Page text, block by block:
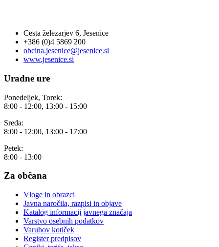
Cesta železarjev 6, Jesenice
+386 (0)4 5869 200
obcina.jesenice@jesenice.si
www.jesenice.si
Uradne ure
Ponedeljek, Torek:
8:00 - 12:00, 13:00 - 15:00
Sreda:
8:00 - 12:00, 13:00 - 17:00
Petek:
8:00 - 13:00
Za občana
Vloge in obrazci
Javna naročila, razpisi in objave
Katalog informacij javnega značaja
Varstvo osebnih podatkov
Varuhov kotiček
Register predpisov